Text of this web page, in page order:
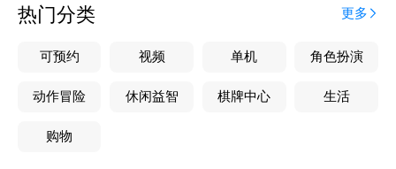
热门分类 更多
可预约 视频 单机 角色扮演
动作冒险 休闲益智 棋牌中心 生活
购物